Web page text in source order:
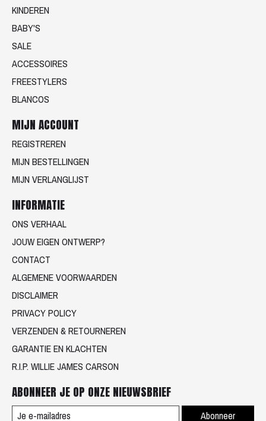
KINDEREN
BABY'S
SALE
ACCESSOIRES
FREESTYLERS
BLANCOS
MIJN ACCOUNT
REGISTREREN
MIJN BESTELLINGEN
MIJN VERLANGLIJST
INFORMATIE
ONS VERHAAL
JOUW EIGEN ONTWERP?
CONTACT
ALGEMENE VOORWAARDEN
DISCLAIMER
PRIVACY POLICY
VERZENDEN & RETOURNEREN
GARANTIE EN KLACHTEN
R.I.P. WILLIE JAMES CARSON
ABONNEER JE OP ONZE NIEUWSBRIEF
Abonneer